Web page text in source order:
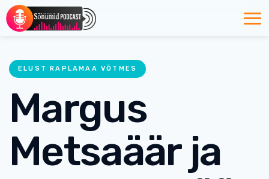
ELUST RAPLAMAA VÕTMES
Margus
Metsaäär ja